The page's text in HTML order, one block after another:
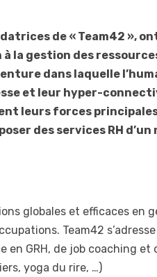
de « Team42 »,
la gestion des
dans laquelle
et leur hyper-
leurs forces
des services RH d’un
globales et efficaces en
Team42
GRH, de job coaching et
yoga du rire, …)